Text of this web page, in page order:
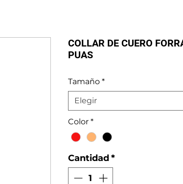
COLLAR DE CUERO
PUAS
Tamaño *
Elegir
Color *
Cantidad *